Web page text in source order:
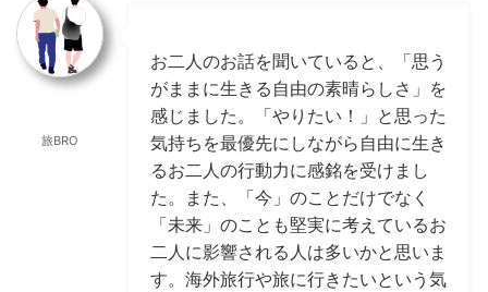
旅BRO
お二人のお話を聞いていると、「思う
がままに生きる自由の素晴らしさ」を
感じました。「やりたい！」と思った
気持ちを最優先にしながら自由に生き
るお二人の行動力に感銘を受けまし
た。また、「今」のことだけでなく
「未来」のことも堅実に考えているお
二人に影響される人は多いかと思いま
す。海外旅行や旅に行きたいという気